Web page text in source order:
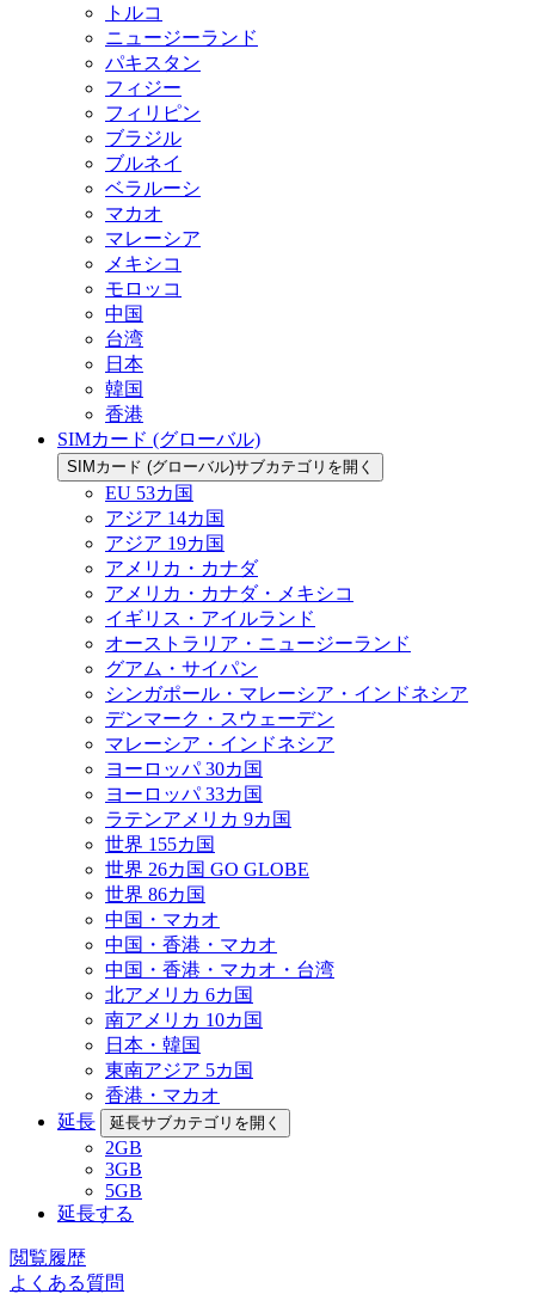
トルコ
ニュージーランド
パキスタン
フィジー
フィリピン
ブラジル
ブルネイ
ベラルーシ
マカオ
マレーシア
メキシコ
モロッコ
中国
台湾
日本
韓国
香港
SIMカード (グローバル)
SIMカード (グローバル)サブカテゴリを開く
EU 53カ国
アジア 14カ国
アジア 19カ国
アメリカ・カナダ
アメリカ・カナダ・メキシコ
イギリス・アイルランド
オーストラリア・ニュージーランド
グアム・サイパン
シンガポール・マレーシア・インドネシア
デンマーク・スウェーデン
マレーシア・インドネシア
ヨーロッパ 30カ国
ヨーロッパ 33カ国
ラテンアメリカ 9カ国
世界 155カ国
世界 26カ国 GO GLOBE
世界 86カ国
中国・マカオ
中国・香港・マカオ
中国・香港・マカオ・台湾
北アメリカ 6カ国
南アメリカ 10カ国
日本・韓国
東南アジア 5カ国
香港・マカオ
延長
延長サブカテゴリを開く
2GB
3GB
5GB
延長する
閲覧履歴
よくある質問